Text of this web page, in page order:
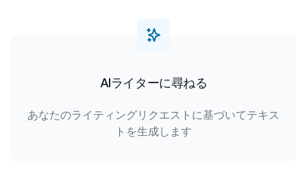
AIライターに尋ねる
あなたのライティングリクエストに基づいてテキス
トを生成します